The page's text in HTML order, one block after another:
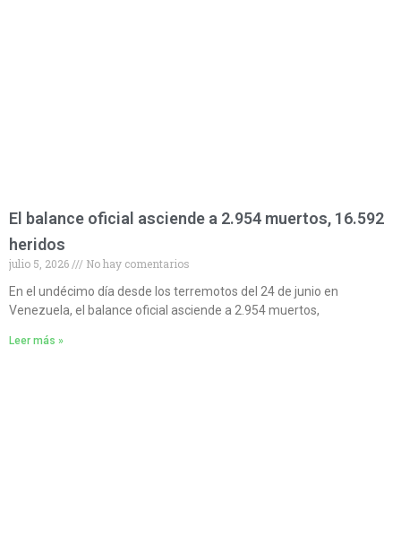
El balance oficial asciende a 2.954 muertos, 16.592
heridos
julio 5, 2026
No hay comentarios
En el undécimo día desde los terremotos del 24 de junio en
Venezuela, el balance oficial asciende a 2.954 muertos,
Leer más »